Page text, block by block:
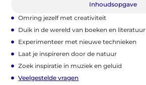
Inhoudsopgave
Omring jezelf met creativiteit
Duik in de wereld van boeken en literatuur
Experimenteer met nieuwe technieken
Laat je inspireren door de natuur
Zoek inspiratie in muziek en geluid
Veelgestelde vragen